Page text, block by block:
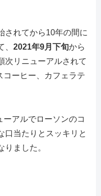
されてから10年の間に
2021年9月下旬から
次リニューアルされて
コーヒー、カフェラテ
アルでローソンのコ
口当たりとスッキリと
りました。